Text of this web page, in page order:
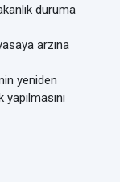
duruma
arzına
yeniden